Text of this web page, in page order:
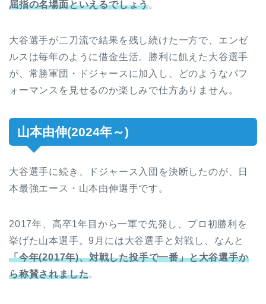
屈指の名場面といえるでしょう。
大谷選手が二刀流で結果を残し続けた一方で、エンゼ
ルスは毎年のように借金生活。勝利に飢えた大谷選手
が、常勝軍団・ドジャースに加入し、どのようなパフ
ォーマンスを見せるのか楽しみで仕方ありません。
山本由伸(2024年～)
大谷選手に続き、ドジャース入団を決断したのが、日
本最強エース・山本由伸選手です。
2017年、高卒1年目から一軍で先発し、プロ初勝利を
挙げた山本選手。9月には大谷選手と対戦し、なんと
「今年(2017年)、対戦した投手で一番」と大谷選手か
ら称賛されました。